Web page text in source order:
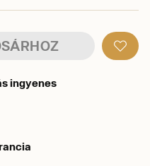
ingyenes